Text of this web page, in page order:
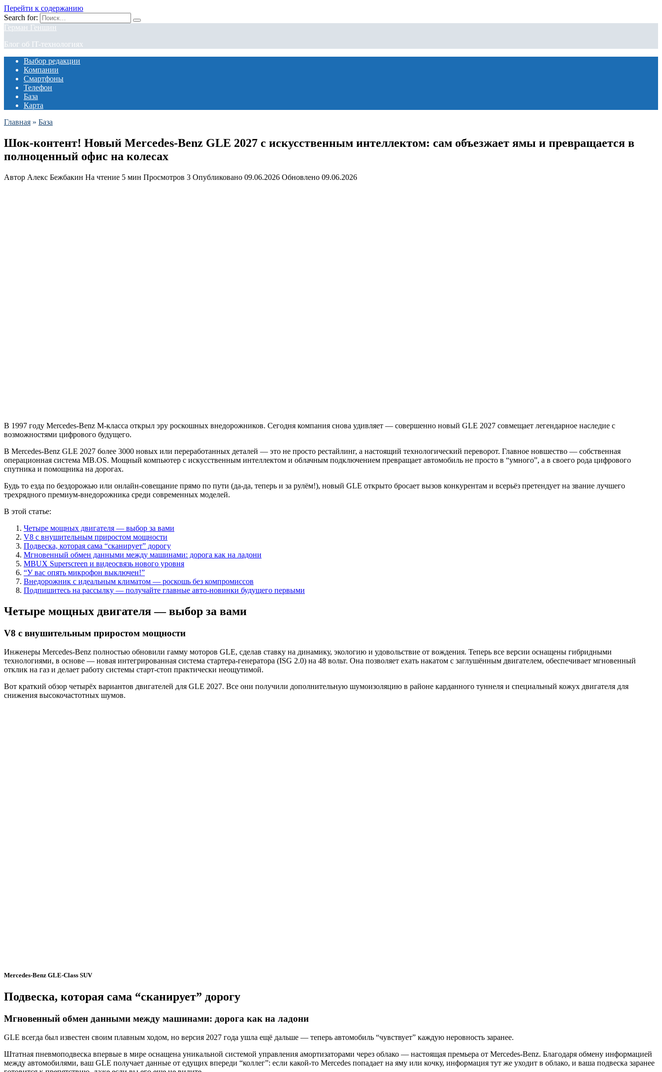
Перейти к содержанию
Search for:
Герман Геншин
Блог об IT-технологиях
Выбор редакции
Компании
Смартфоны
Телефон
База
Карта
Главная » База
Шок-контент! Новый Mercedes-Benz GLE 2027 с искусственным интеллектом: сам объезжает ямы и превращается в
полноценный офис на колесах
Автор Алекс Бежбакин На чтение 5 мин Просмотров 3 Опубликовано 09.06.2026 Обновлено 09.06.2026
В 1997 году Mercedes-Benz M-класса открыл эру роскошных внедорожников. Сегодня компания снова удивляет — совершенно новый GLE 2027 совмещает легендарное наследие с
возможностями цифрового будущего.
В Mercedes-Benz GLE 2027 более 3000 новых или переработанных деталей — это не просто рестайлинг, а настоящий технологический переворот. Главное новшество — собственная
операционная система MB.OS. Мощный компьютер с искусственным интеллектом и облачным подключением превращает автомобиль не просто в “умного”, а в своего рода цифрового
спутника и помощника на дорогах.
Будь то езда по бездорожью или онлайн-совещание прямо по пути (да-да, теперь и за рулём!), новый GLE открыто бросает вызов конкурентам и всерьёз претендует на звание лучшего
трехрядного премиум-внедорожника среди современных моделей.
В этой статье:
Четыре мощных двигателя — выбор за вами
V8 с внушительным приростом мощности
Подвеска, которая сама “сканирует” дорогу
Мгновенный обмен данными между машинами: дорога как на ладони
MBUX Superscreen и видеосвязь нового уровня
“У вас опять микрофон выключен!”
Внедорожник с идеальным климатом — роскошь без компромиссов
Подпишитесь на рассылку — получайте главные авто-новинки будущего первыми
Четыре мощных двигателя — выбор за вами
V8 с внушительным приростом мощности
Инженеры Mercedes-Benz полностью обновили гамму моторов GLE, сделав ставку на динамику, экологию и удовольствие от вождения. Теперь все версии оснащены гибридными
технологиями, в основе — новая интегрированная система стартера-генератора (ISG 2.0) на 48 вольт. Она позволяет ехать накатом с заглушённым двигателем, обеспечивает мгновенный
отклик на газ и делает работу системы старт-стоп практически неощутимой.
Вот краткий обзор четырёх вариантов двигателей для GLE 2027. Все они получили дополнительную шумоизоляцию в районе карданного туннеля и специальный кожух двигателя для
снижения высокочастотных шумов.
Mercedes-Benz GLE-Class SUV
Подвеска, которая сама “сканирует” дорогу
Мгновенный обмен данными между машинами: дорога как на ладони
GLE всегда был известен своим плавным ходом, но версия 2027 года ушла ещё дальше — теперь автомобиль “чувствует” каждую неровность заранее.
Штатная пневмоподвеска впервые в мире оснащена уникальной системой управления амортизаторами через облако — настоящая премьера от Mercedes-Benz. Благодаря обмену информацией
между автомобилями, ваш GLE получает данные от едущих впереди “коллег”: если какой-то Mercedes попадает на яму или кочку, информация тут же уходит в облако, и ваша подвеска заранее